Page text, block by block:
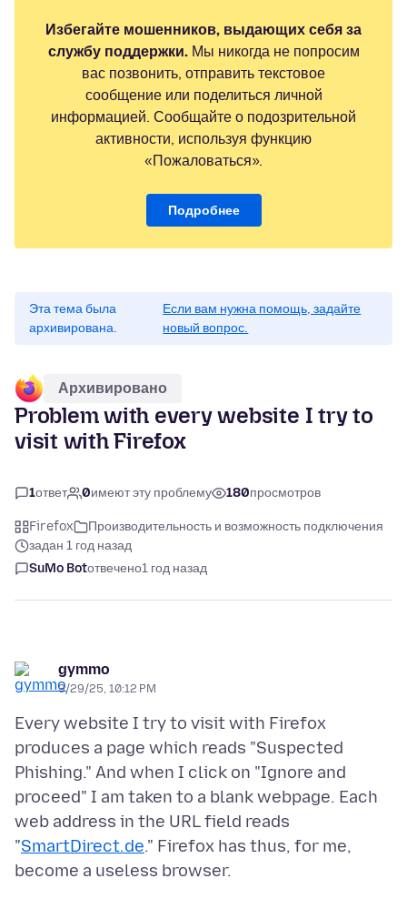
Избегайте мошенников, выдающих себя за
службу поддержки.Мы никогда не попросим
вас позвонить, отправить текстовое
сообщение или поделиться личной
информацией. Сообщайте о подозрительной
активности, используя функцию
«Пожаловаться».
Подробнее
Эта тема была
архивирована.
Если вам нужна помощь, задайте
новый вопрос.
Архивировано
Problem with every website I try to
visit with Firefox
1ответ 0имеют эту проблему 180просмотров
Firefox
Производительность и возможность подключения
задан 1 год назад
SuMo Botотвечено1 год назад
gymmo
3/29/25, 10:12 PM
Every website I try to visit with Firefox
produces a page which reads "Suspected
Phishing." And when I click on "Ignore and
proceed" I am taken to a blank webpage. Each
web address in the URL field reads
"SmartDirect.de." Firefox has thus, for me,